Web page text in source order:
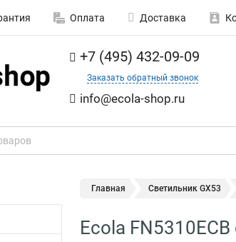
Оплата Доставка
+7 (495) 432-09-09
Заказать обратный звонок
info@ecola-shop.ru
Главная Светильник GX53
Ecola